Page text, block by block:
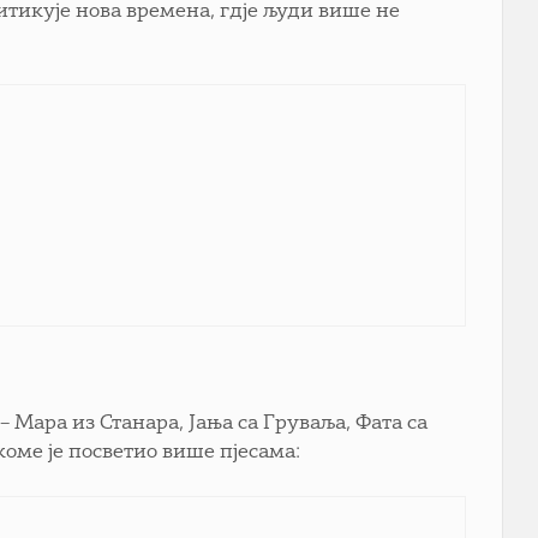
нова времена, гдје људи више не
из Станара, Јања са Груваља, Фата са
је посветио више пјесама: